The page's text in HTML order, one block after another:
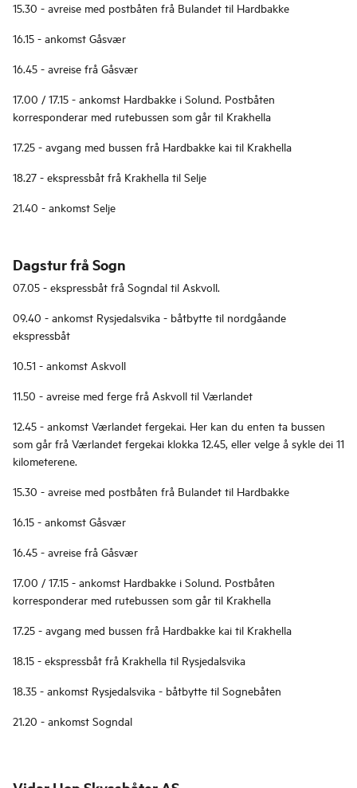
15.30 - avreise med postbåten frå Bulandet til Hardbakke
16.15 - ankomst Gåsvær
16.45 - avreise frå Gåsvær
17.00 / 17.15 - ankomst Hardbakke i Solund. Postbåten
korresponderar med rutebussen som går til Krakhella
17.25 - avgang med bussen frå Hardbakke kai til Krakhella
18.27 - ekspressbåt frå Krakhella til Selje
21.40 - ankomst Selje
Dagstur frå Sogn
07.05 - ekspressbåt frå Sogndal til Askvoll.
09.40 - ankomst Rysjedalsvika - båtbytte til nordgåande
ekspressbåt
10.51 - ankomst Askvoll
11.50 - avreise med ferge frå Askvoll til Værlandet
12.45 - ankomst Værlandet fergekai. Her kan du enten ta bussen
som går frå Værlandet fergekai klokka 12.45, eller velge å sykle dei 11
kilometerene.
15.30 - avreise med postbåten frå Bulandet til Hardbakke
16.15 - ankomst Gåsvær
16.45 - avreise frå Gåsvær
17.00 / 17.15 - ankomst Hardbakke i Solund. Postbåten
korresponderar med rutebussen som går til Krakhella
17.25 - avgang med bussen frå Hardbakke kai til Krakhella
18.15 - ekspressbåt frå Krakhella til Rysjedalsvika
18.35 - ankomst Rysjedalsvika - båtbytte til Sognebåten
21.20 - ankomst Sogndal